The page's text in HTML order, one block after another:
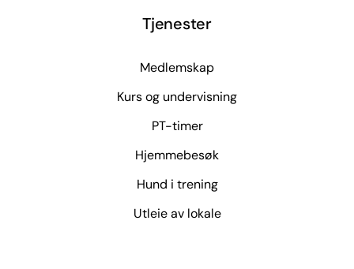
Tjenester
Medlemskap
Kurs og undervisning
PT-timer
Hjemmebesøk
Hund i trening
Utleie av lokale